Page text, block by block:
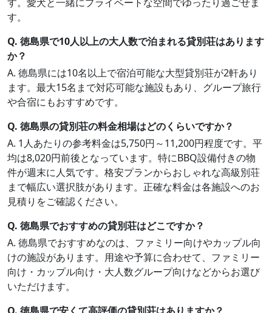
す。
Q. 徳島県で10人以上の大人数で泊まれる貸別荘はあります
か？
A. 徳島県には10名以上で宿泊可能な大型貸別荘が2軒あり
ます。最大15名まで対応可能な施設もあり、グループ旅行
や合宿にもおすすめです。
Q. 徳島県の貸別荘の料金相場はどのくらいですか？
A. 1人あたりの参考料金は5,750円～11,200円程度です。平
均は8,020円前後となっています。特にBBQ設備付きの物
件が週末に人気です。格安プランからおしゃれな高級別荘
まで幅広い選択肢があります。正確な料金は各施設へのお
見積りをご確認ください。
Q. 徳島県でおすすめの貸別荘はどこですか？
A. 徳島県でおすすめなのは、ファミリー向けやカップル向
けの施設があります。用途や予算に合わせて、ファミリー
向け・カップル向け・大人数グループ向けなどからお選び
いただけます。